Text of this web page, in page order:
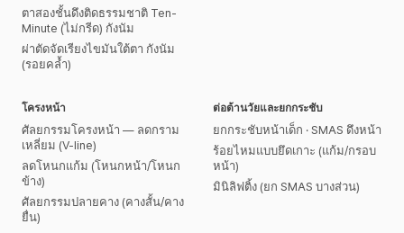
ตาสองชั้นดึงติดธรรมชาติ Ten-
Minute (ไม่กรีด) กังนัม
ผ่าตัดจัดเรียงไขมันใต้ตา กังนัม
(รอยคล้ำ)
โครงหน้า
ศัลยกรรมโครงหน้า — ลดกราม
เหลี่ยม (V-line)
ลดโหนกแก้ม (โหนกหน้า/โหนก
ข้าง)
ศัลยกรรมปลายคาง (คางสั้น/คาง
ยื่น)
ต่อต้านวัยและยกกระชับ
ยกกระชับหน้าเด็ก · SMAS ดึงหน้า
ร้อยไหมแบบยึดเกาะ (แก้ม/กรอบ
หน้า)
มินิลิฟติ้ง (ยก SMAS บางส่วน)